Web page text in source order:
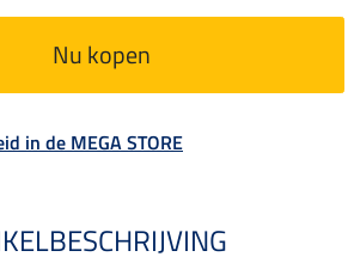
Nu kopen
in de MEGA STORE